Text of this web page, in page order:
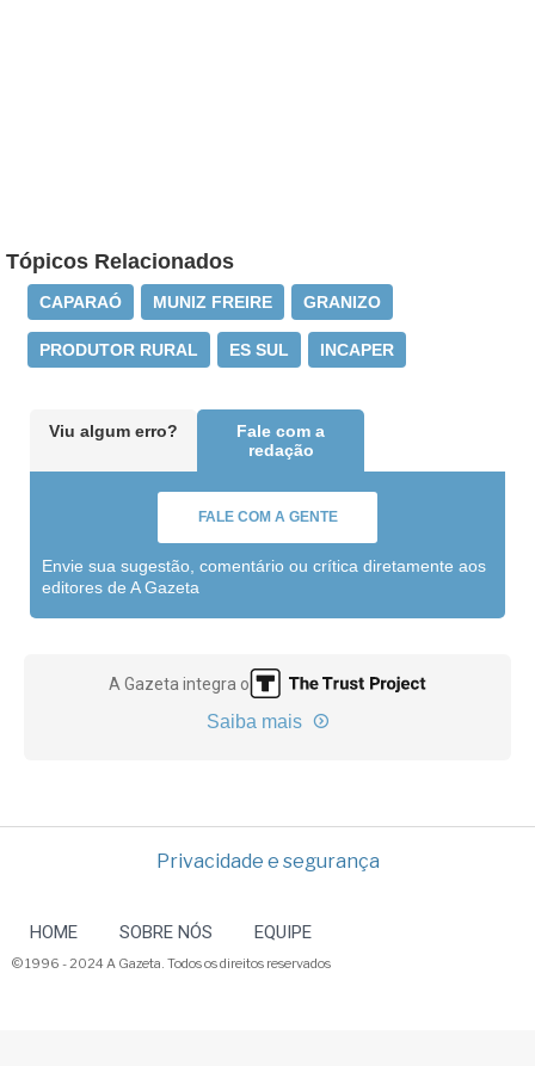
Tópicos Relacionados
CAPARAÓ MUNIZ FREIRE GRANIZO
PRODUTOR RURAL ES SUL INCAPER
Viu algum erro?
Fale com a
redação
FALE COM A GENTE
Envie sua sugestão, comentário ou crítica diretamente aos
editores de A Gazeta
A Gazeta integra o
Saiba mais
Privacidade e segurança
HOME SOBRE NÓS EQUIPE
© 1996 - 2024 A Gazeta. Todos os direitos reservados